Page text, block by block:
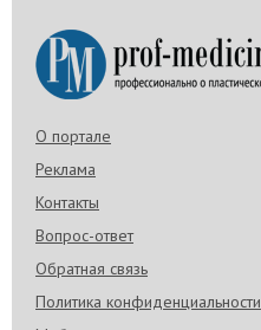
О портале
Реклама
Контакты
Вопрос-ответ
Обратная связь
Политика конфиденциальности